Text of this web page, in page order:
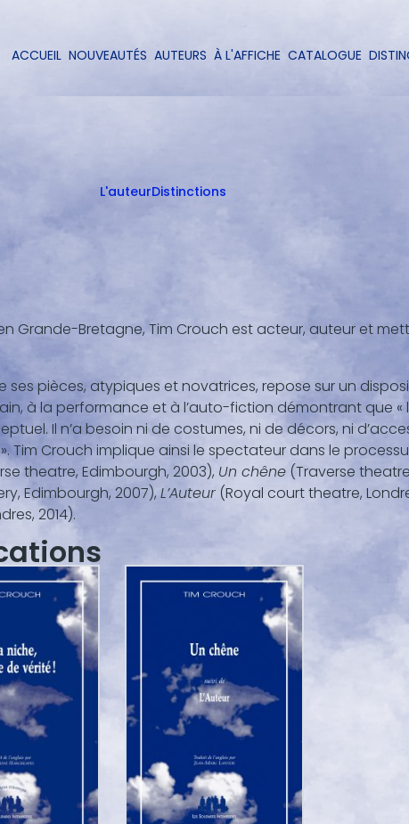
contenu
Navigation
ACCUEIL NOUVEAUTÉS AUTEURS À L'AFFICHE CATALOGUE
L'auteurDistinctions
Grande-Bretagne, Tim Crouch est acteur, auteur et
ses pièces, atypiques et novatrices, repose sur un
à la performance et à l’auto-fiction démontrant que «
Il n’a besoin ni de costumes, ni de décors, ni
Tim Crouch implique ainsi le spectateur dans le
theatre, Edimbourgh, 2003), Un chêne (Traverse
Edimbourgh, 2007),L’Auteur (Royal court theatre,
2014).